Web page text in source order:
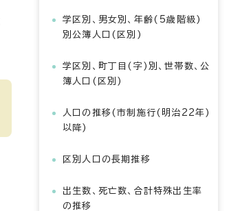
学区別、男女別、年齢(5歳階級)
別公簿人口(区別)
学区別、町丁目(字)別、世帯数、公
簿人口(区別)
人口の推移(市制施行(明治22年)
以降)
区別人口の長期推移
出生数、死亡数、合計特殊出生率
の推移